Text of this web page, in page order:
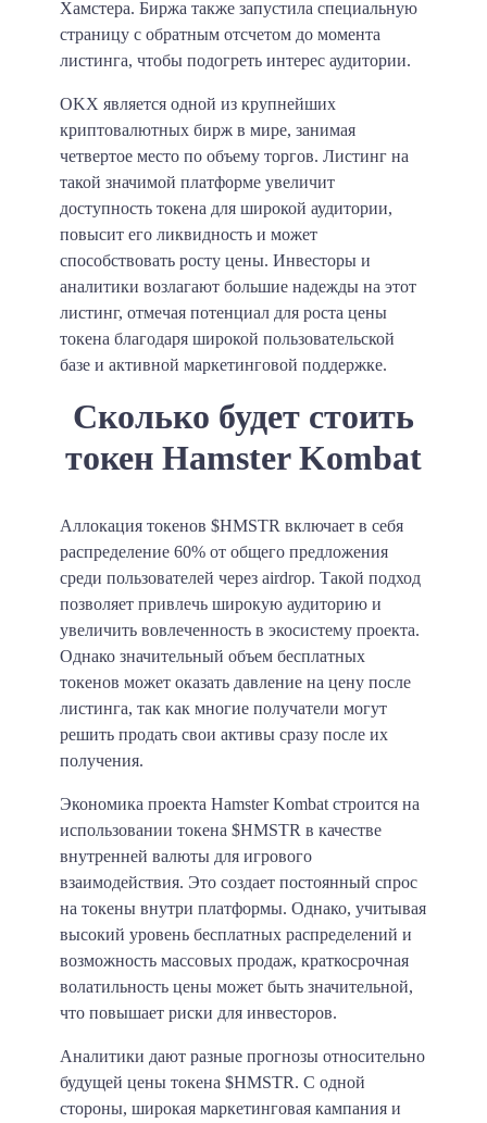
Хамстера. Биржа также запустила специальную
страницу с обратным отсчетом до момента
листинга, чтобы подогреть интерес аудитории.
OKX является одной из крупнейших
криптовалютных бирж в мире, занимая
четвертое место по объему торгов. Листинг на
такой значимой платформе увеличит
доступность токена для широкой аудитории,
повысит его ликвидность и может
способствовать росту цены. Инвесторы и
аналитики возлагают большие надежды на этот
листинг, отмечая потенциал для роста цены
токена благодаря широкой пользовательской
базе и активной маркетинговой поддержке.
Сколько будет стоить
токен Hamster Kombat
Аллокация токенов $HMSTR включает в себя
распределение 60% от общего предложения
среди пользователей через airdrop. Такой подход
позволяет привлечь широкую аудиторию и
увеличить вовлеченность в экосистему проекта.
Однако значительный объем бесплатных
токенов может оказать давление на цену после
листинга, так как многие получатели могут
решить продать свои активы сразу после их
получения.
Экономика проекта Hamster Kombat строится на
использовании токена $HMSTR в качестве
внутренней валюты для игрового
взаимодействия. Это создает постоянный спрос
на токены внутри платформы. Однако, учитывая
высокий уровень бесплатных распределений и
возможность массовых продаж, краткосрочная
волатильность цены может быть значительной,
что повышает риски для инвесторов.
Аналитики дают разные прогнозы относительно
будущей цены токена $HMSTR. С одной
стороны, широкая маркетинговая кампания и